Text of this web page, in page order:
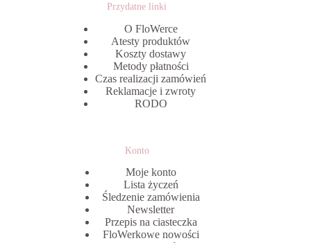
Przydatne linki
O FloWerce
Atesty produktów
Koszty dostawy
Metody płatności
Czas realizacji zamówień
Reklamacje i zwroty
RODO
Konto
Moje konto
Lista życzeń
Śledzenie zamówienia
Newsletter
Przepis na ciasteczka
FloWerkowe nowości